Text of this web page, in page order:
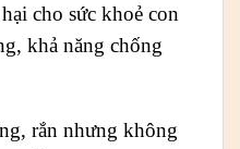
cho sức khoẻ con
khả năng chống
rắn nhưng không